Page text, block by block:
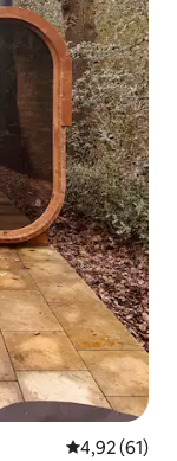
Vidutinis
4,92 (61)